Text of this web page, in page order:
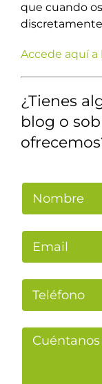
que cuando
discretamente
Accede aquí a
¿Tienes
blog o